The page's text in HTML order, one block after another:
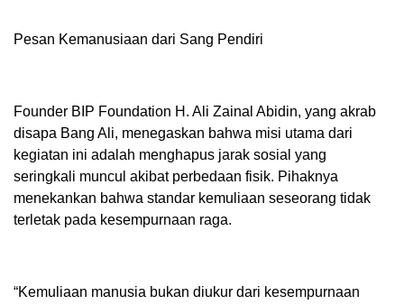
Pesan Kemanusiaan dari Sang Pendiri
Founder BIP Foundation H. Ali Zainal Abidin, yang akrab
disapa Bang Ali, menegaskan bahwa misi utama dari
kegiatan ini adalah menghapus jarak sosial yang
seringkali muncul akibat perbedaan fisik. Pihaknya
menekankan bahwa standar kemuliaan seseorang tidak
terletak pada kesempurnaan raga.
“Kemuliaan manusia bukan diukur dari kesempurnaan